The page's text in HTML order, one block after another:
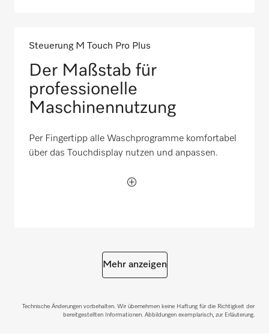
Steuerung M Touch Pro Plus
Der Maßstab für
professionelle
Maschinennutzung
Per Fingertipp alle Waschprogramme komfortabel
über das Touchdisplay nutzen und anpassen.
Mehr anzeigen
Technische Änderungen vorbehalten. Wir übernehmen keine Haftung für die Richtigkeit der
bereitgestellten Informationen. Abbildungen exemplarisch, zur Erläuterung.